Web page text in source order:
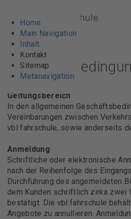
Home
Main Navigation
Inhalt
Kontakt
Sitemap
Metanavigation
Allgemeine
Geltungsbereich
In den allgemeinen
Vereinbarungen zwischen
vbl fahrschule, sowie anderseits
Anmeldung
Schriftliche oder elektronische
nach der Reihenfolge des
Durchführung des angemeldeten
dem Kunden schriftlich zirka zwei
bestätigt. Die vbl fahrschule
Angebote zu annullieren.